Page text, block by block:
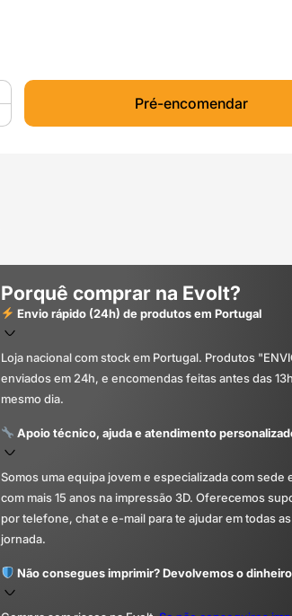
Pré-encomendar
Porquê comprar na Evolt?
Envio rápido (24h) de produtos em Portugal
Loja nacional com stock em Portugal. Produtos
enviados em 24h, e encomendas feitas antes das
mesmo dia.
Apoio técnico, ajuda e atendimento
Somos uma equipa jovem e especializada com sede
com mais 15 anos na impressão 3D. Oferecemos
por telefone, chat e e-mail para te ajudar em todas
jornada.
Não consegues imprimir? Devolvemos o